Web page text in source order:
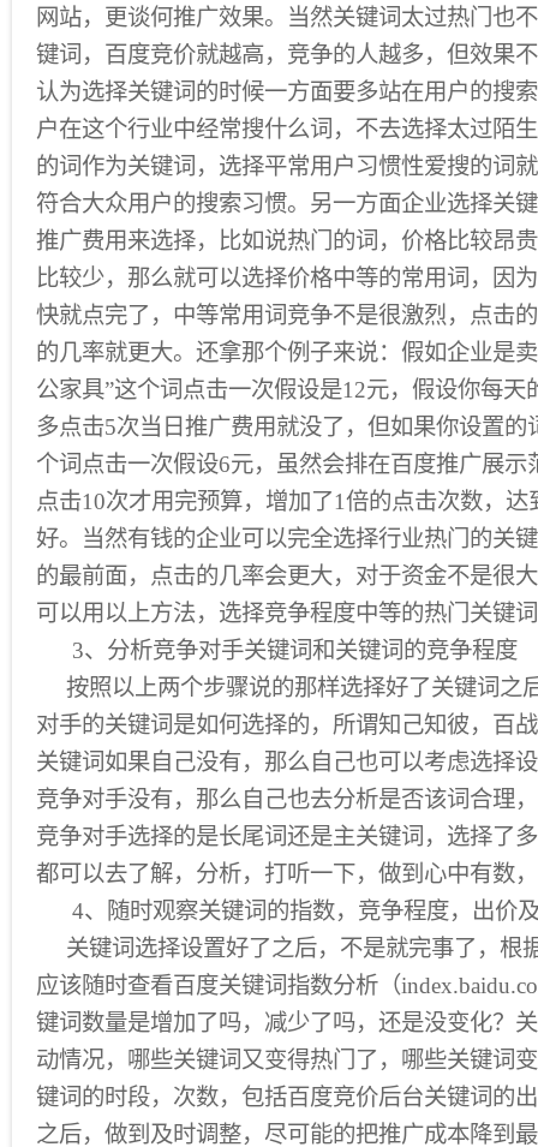
网站，更谈何推广效果。当然关键词太过热门也
键词，百度竞价就越高，竞争的人越多，但效果
认为选择关键词的时候一方面要多站在用户的搜
户在这个行业中经常搜什么词，不去选择太过陌
的词作为关键词，选择平常用户习惯性爱搜的词
符合大众用户的搜索习惯。另一方面企业选择关
推广费用来选择，比如说热门的词，价格比较昂
比较少，那么就可以选择价格中等的常用词，因
快就点完了，中等常用词竞争不是很激烈，点击
的几率就更大。还拿那个例子来说：假如企业是
公家具”这个词点击一次假设是12元，假设你每天
多点击5次当日推广费用就没了，但如果你设置的
个词点击一次假设6元，虽然会排在百度推广展示
点击10次才用完预算，增加了1倍的点击次数，
好。当然有钱的企业可以完全选择行业热门的关
的最前面，点击的几率会更大，对于资金不是很
可以用以上方法，选择竞争程度中等的热门关键
3、分析竞争对手关键词和关键词的竞争程度
按照以上两个步骤说的那样选择好了关键词之
对手的关键词是如何选择的，所谓知己知彼，百
关键词如果自己没有，那么自己也可以考虑选择
竞争对手没有，那么自己也去分析是否该词合理
竞争对手选择的是长尾词还是主关键词，选择了
都可以去了解，分析，打听一下，做到心中有数
4、随时观察关键词的指数，竞争程度，出价
关键词选择设置好了之后，不是就完事了，根
应该随时查看百度关键词指数分析（
键词数量是增加了吗，减少了吗，还是没变化？
动情况，哪些关键词又变得热门了，哪些关键词
键词的时段，次数，包括百度竞价后台关键词的
之后，做到及时调整，尽可能的把推广成本降到